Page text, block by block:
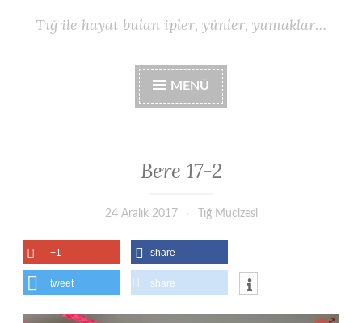
Tığ ile hayat bulan ipler, yünler, yumaklar…
MENÜ
Bere 17-2
24 Aralık 2017 Tığ Mucizesi
+1 share
tweet share